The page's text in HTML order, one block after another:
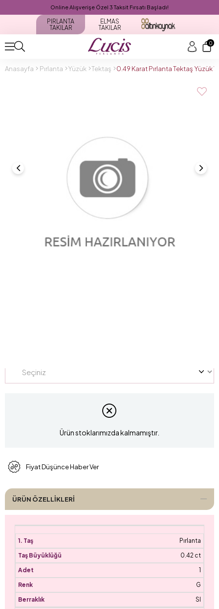
Online Alışverişe Özel 3 Taksit Fırsatı Başladı!
PIRLANTA
TAKILAR
ELMAS
TAKILAR
0
Anasayfa Pırlanta Yüzük Tektaş 0.49 Karat Pırlanta Tektaş Yüzük
Ürün stoklarımızda kalmamıştır.
Fiyat Düşünce Haber Ver
ÜRÜN ÖZELLIKLERI
Pırlanta
0.42 ct
1
G
SI